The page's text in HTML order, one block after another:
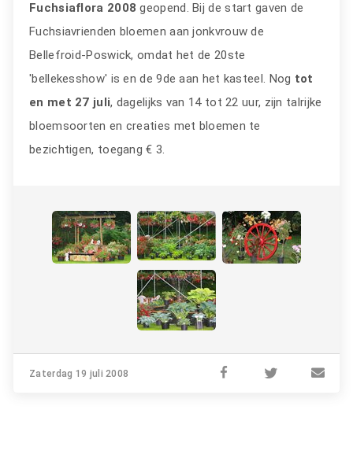
Fuchsiaflora 2008 geopend. Bij de start gaven de
Fuchsiavrienden bloemen aan jonkvrouw de
Bellefroid-Poswick, omdat het de 20ste
'bellekesshow' is en de 9de aan het kasteel. Nog tot
en met 27 juli, dagelijks van 14 tot 22 uur, zijn talrijke
bloemsoorten en creaties met bloemen te
bezichtigen, toegang € 3.
Zaterdag 19 juli 2008